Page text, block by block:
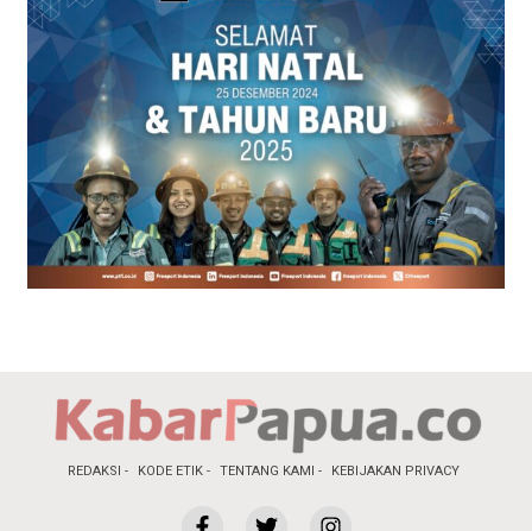
REDAKSI KODE ETIK TENTANG KAMI KEBIJAKAN PRIVACY